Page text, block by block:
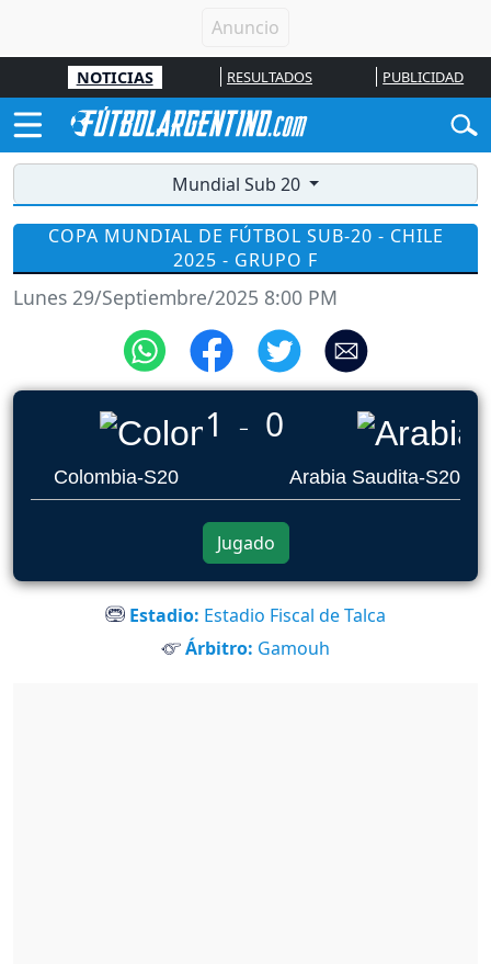
NOTICIAS RESULTADOS PUBLICIDAD
Mundial Sub 20
COPA MUNDIAL DE FÚTBOL SUB-20 - CHILE
2025 - GRUPO F
Lunes 29/Septiembre/2025 8:00 PM
Colombia-S20
1 _ 0
Arabia Saudita-S20
Jugado
Estadio: Estadio Fiscal de Talca
Árbitro: Gamouh